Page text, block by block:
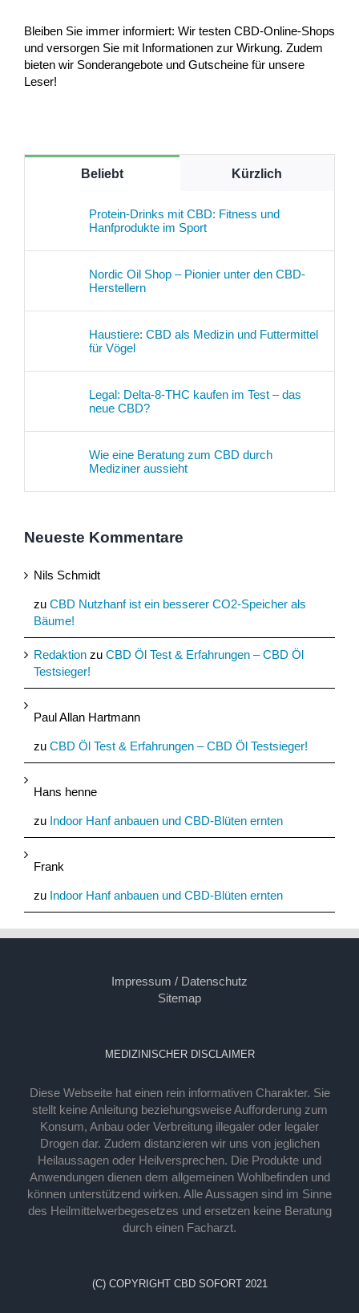
Bleiben Sie immer informiert: Wir testen CBD-Online-Shops
und versorgen Sie mit Informationen zur Wirkung. Zudem
bieten wir Sonderangebote und Gutscheine für unsere
Leser!
Beliebt Kürzlich
Protein-Drinks mit CBD: Fitness und
Hanfprodukte im Sport
Nordic Oil Shop – Pionier unter den CBD-
Herstellern
Haustiere: CBD als Medizin und Futtermittel
für Vögel
Legal: Delta-8-THC kaufen im Test – das
neue CBD?
Wie eine Beratung zum CBD durch
Mediziner aussieht
Neueste Kommentare
Nils Schmidt
zu CBD Nutzhanf ist ein besserer CO2-Speicher als
Bäume!
Redaktion zu CBD Öl Test & Erfahrungen – CBD Öl
Testsieger!
Paul Allan Hartmann
zu CBD Öl Test & Erfahrungen – CBD Öl Testsieger!
Hans henne
zu Indoor Hanf anbauen und CBD-Blüten ernten
Frank
zu Indoor Hanf anbauen und CBD-Blüten ernten
Impressum / Datenschutz
Sitemap
MEDIZINISCHER DISCLAIMER
Diese Webseite hat einen rein informativen Charakter. Sie
stellt keine Anleitung beziehungsweise Aufforderung zum
Konsum, Anbau oder Verbreitung illegaler oder legaler
Drogen dar. Zudem distanzieren wir uns von jeglichen
Heilaussagen oder Heilversprechen. Die Produkte und
Anwendungen dienen dem allgemeinen Wohlbefinden und
können unterstützend wirken. Alle Aussagen sind im Sinne
des Heilmittelwerbegesetzes und ersetzen keine Beratung
durch einen Facharzt.
(C) COPYRIGHT CBD SOFORT 2021